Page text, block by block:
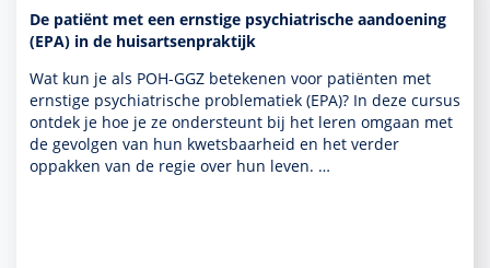
De patiënt met een ernstige psychiatrische aandoening
(EPA) in de huisartsenpraktijk
Wat kun je als POH-GGZ betekenen voor patiënten met
ernstige psychia­trische proble­ma­tiek (EPA)? In deze cursus
ontdek je hoe je ze onder­steunt bij het leren omgaan met
de gevolgen van hun kwetsbaarheid en het verder
oppakken van de regie over hun leven. …